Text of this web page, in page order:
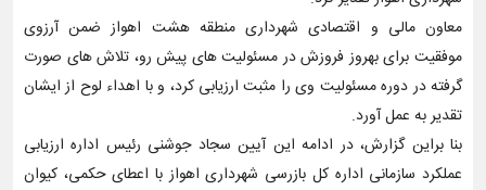
معاون مالی و اقتصادی شهرداری منطقه هشت اهواز ضمن آرزوی
موفقیت برای بهروز فروزش در مسئولیت های پیش رو، تلاش های صورت
گرفته در دوره مسئولیت وی را مثبت ارزیابی کرد، و با اهداء لوح از ایشان
تقدیر به عمل آورد.
بنا براین گزارش، در ادامه این آیین سجاد جوشنی رئیس اداره ارزیابی
عملکرد سازمانی اداره کل بازرسی شهرداری اهواز با اعطای حکمی، کیوان